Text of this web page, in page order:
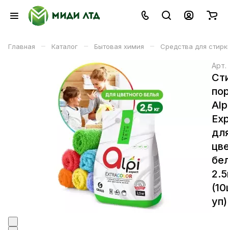
Главная – Каталог – Бытовая химия – Средства для
Арт.
уп)